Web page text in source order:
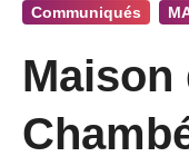
Communiqués
Maison